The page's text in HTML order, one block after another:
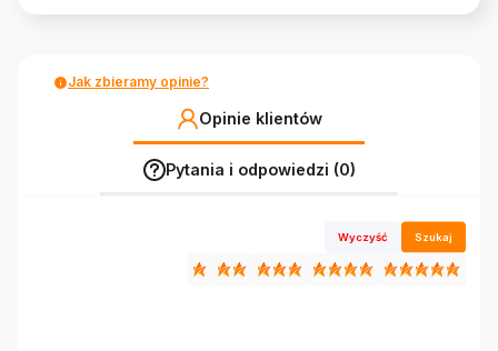
Jak zbieramy opinie?
Opinie klientów
Pytania i odpowiedzi (0)
Wyczyść Szukaj